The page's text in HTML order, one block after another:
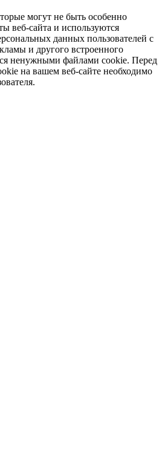
могут не быть особенно
веб-сайта и используются
данных пользователей с
и другого встроенного
ненужными файлами cookie. Перед
на вашем веб-сайте необходимо